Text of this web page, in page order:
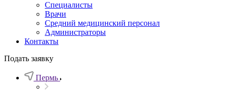
Специалисты
Врачи
Средний медицинский персонал
Администраторы
Контакты
Подать заявку
Пермь